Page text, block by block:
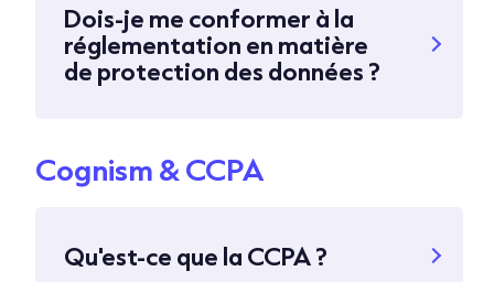
Dois-je me conformer à la
réglementation en matière
de protection des données ?
Cognism & CCPA
Qu'est-ce que la CCPA ?